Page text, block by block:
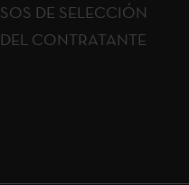
DE SELECCIÓN
CONTRATANTE